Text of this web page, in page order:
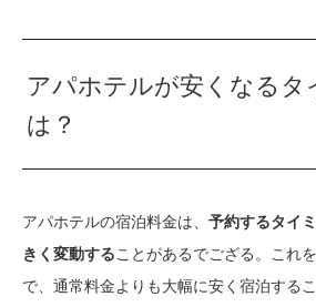
アパホテルが安くなるタ
は？
アパホテルの宿泊料金は、 予約するタイ
きく変動することがあるでござる。これ
で、通常料金よりも大幅に安く宿泊する